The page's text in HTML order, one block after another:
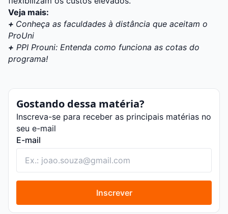
Veja mais:
+ Conheça as faculdades à distância que aceitam o
ProUni
+ PPI Prouni: Entenda como funciona as cotas do
programa!
Gostando dessa matéria?
Inscreva-se para receber as principais matérias no
seu e-mail
E-mail
Inscrever